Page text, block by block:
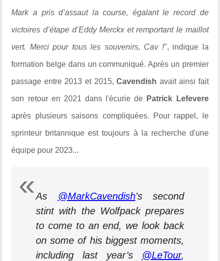
Mark a pris d’assaut la course, égalant le record de
victoires d’étape d’Eddy Merckx et remportant le maillot
vert. Merci pour tous les souvenirs, Cav !", indique la
formation belge dans un communiqué. Après un premier
passage entre 2013 et 2015,Cavendish avait ainsi fait
son retour en 2021 dans l'écurie de Patrick Lefevere
après plusieurs saisons compliquées. Pour rappel, le
sprinteur britannique est toujours à la recherche d'une
équipe pour 2023...
As @MarkCavendish's second
stint with the Wolfpack prepares
to come to an end, we look back
on some of his biggest moments,
including last year’s
@LeTour,